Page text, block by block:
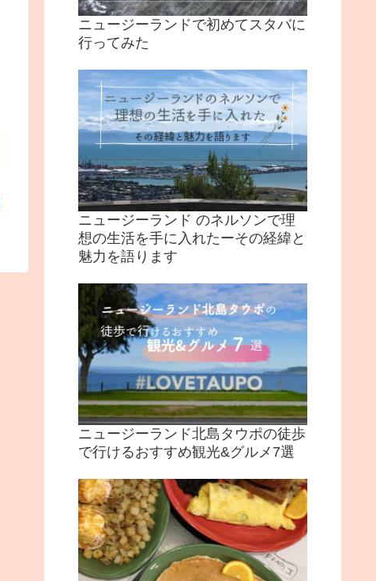
ニュージーランドで初めてスタバに
行ってみた
ニュージーランド のネルソンで理
想の生活を手に入れたーその経緯と
魅力を語ります
ニュージーランド北島タウポの徒歩
で行けるおすすめ観光&グルメ7選